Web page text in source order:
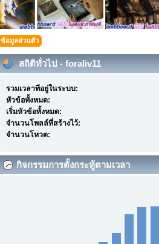
ข้อมูลส่วนตัว
สถิติทั่วไป - foraliv11
รวมเวลาที่อยู่ในระบบ:
หัวข้อทั้งหมด:
เริ่มหัวข้อทั้งหมด:
จำนวนโพลล์ที่สร้างไว้:
จำนวนโหวต:
กิจกรรมการตั้งกระทู้ตามเวลา